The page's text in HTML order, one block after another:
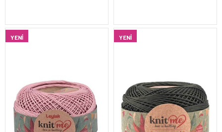
YENI YENI